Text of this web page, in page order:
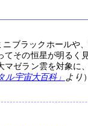
ブラックホールや
その恒星が明るく
ゼラン雲を対象に
ル宇宙大百科」 より ）